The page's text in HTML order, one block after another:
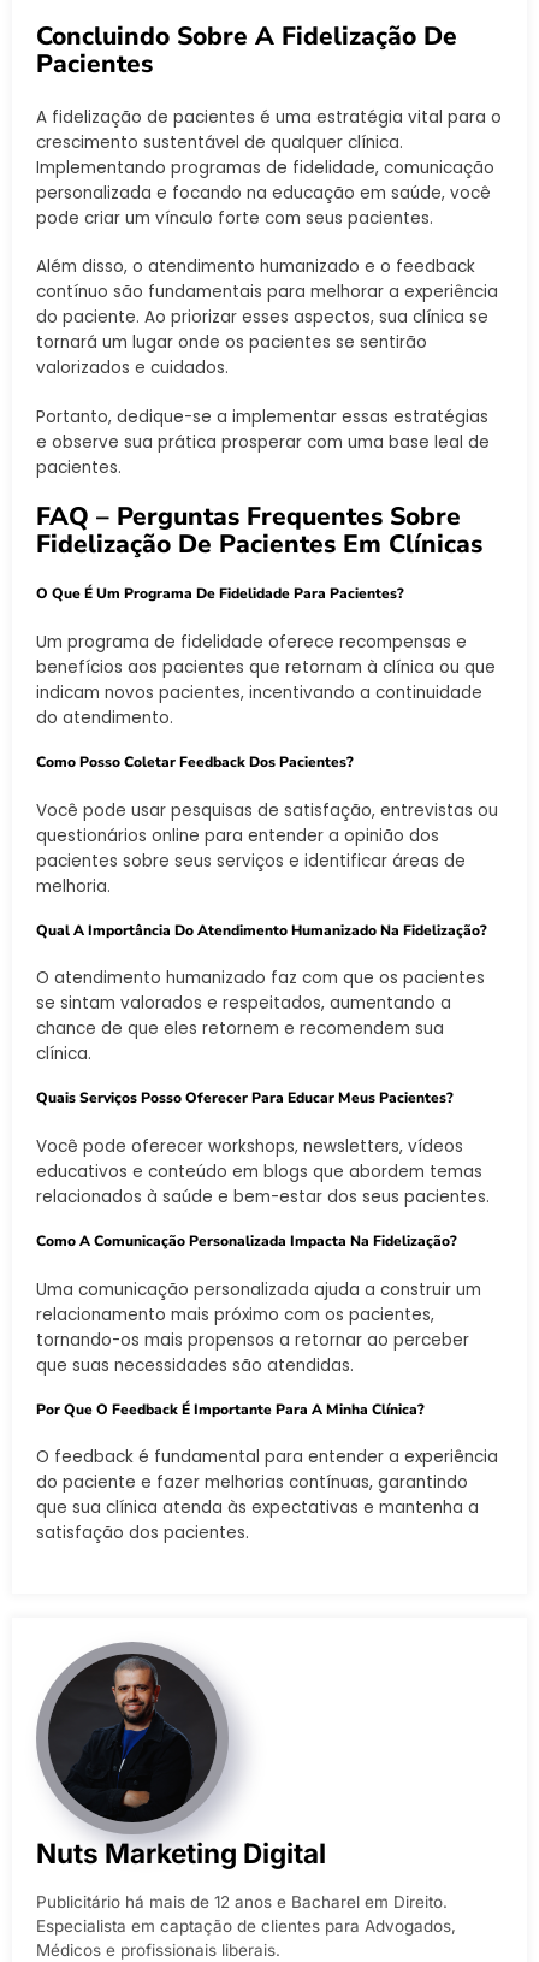
Concluindo Sobre A Fidelização De
Pacientes
A fidelização de pacientes é uma estratégia vital para o
crescimento sustentável de qualquer clínica.
Implementando programas de fidelidade, comunicação
personalizada e focando na educação em saúde, você
pode criar um vínculo forte com seus pacientes.
Além disso, o atendimento humanizado e o feedback
contínuo são fundamentais para melhorar a experiência
do paciente. Ao priorizar esses aspectos, sua clínica se
tornará um lugar onde os pacientes se sentirão
valorizados e cuidados.
Portanto, dedique-se a implementar essas estratégias
e observe sua prática prosperar com uma base leal de
pacientes.
FAQ – Perguntas Frequentes Sobre
Fidelização De Pacientes Em Clínicas
O Que É Um Programa De Fidelidade Para Pacientes?
Um programa de fidelidade oferece recompensas e
benefícios aos pacientes que retornam à clínica ou que
indicam novos pacientes, incentivando a continuidade
do atendimento.
Como Posso Coletar Feedback Dos Pacientes?
Você pode usar pesquisas de satisfação, entrevistas ou
questionários online para entender a opinião dos
pacientes sobre seus serviços e identificar áreas de
melhoria.
Qual A Importância Do Atendimento Humanizado Na Fidelização?
O atendimento humanizado faz com que os pacientes
se sintam valorados e respeitados, aumentando a
chance de que eles retornem e recomendem sua
clínica.
Quais Serviços Posso Oferecer Para Educar Meus Pacientes?
Você pode oferecer workshops, newsletters, vídeos
educativos e conteúdo em blogs que abordem temas
relacionados à saúde e bem-estar dos seus pacientes.
Como A Comunicação Personalizada Impacta Na Fidelização?
Uma comunicação personalizada ajuda a construir um
relacionamento mais próximo com os pacientes,
tornando-os mais propensos a retornar ao perceber
que suas necessidades são atendidas.
Por Que O Feedback É Importante Para A Minha Clínica?
O feedback é fundamental para entender a experiência
do paciente e fazer melhorias contínuas, garantindo
que sua clínica atenda às expectativas e mantenha a
satisfação dos pacientes.
Nuts Marketing Digital
Publicitário há mais de 12 anos e Bacharel em Direito.
Especialista em captação de clientes para Advogados,
Médicos e profissionais liberais.